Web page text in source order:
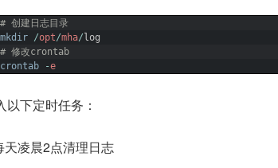
# 创建日志目录
mkdir /opt/mha/ log
# 修改crontab
crontab
-e
以下定时任务：
天凌晨2点清理日志